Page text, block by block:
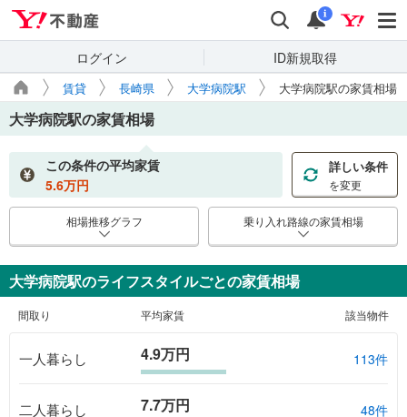
検索 通知
i
ログイン ID新規取得
賃貸 長崎県 大学病院駅 大学病院駅の家賃相場
大学病院駅の家賃相場
この条件の平均家賃
5.6万円
詳しい条件
を変更
相場推移グラフ 乗り入れ路線の家賃相場
大学病院駅のライフスタイルごとの家賃相場
間取り 平均家賃 該当物件
一人暮らし 4.9万円 113件
二人暮らし 7.7万円 48件